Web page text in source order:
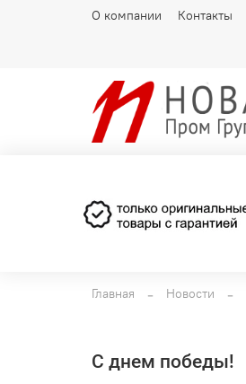
О компании Контакты
Главная Новости
С днем победы!